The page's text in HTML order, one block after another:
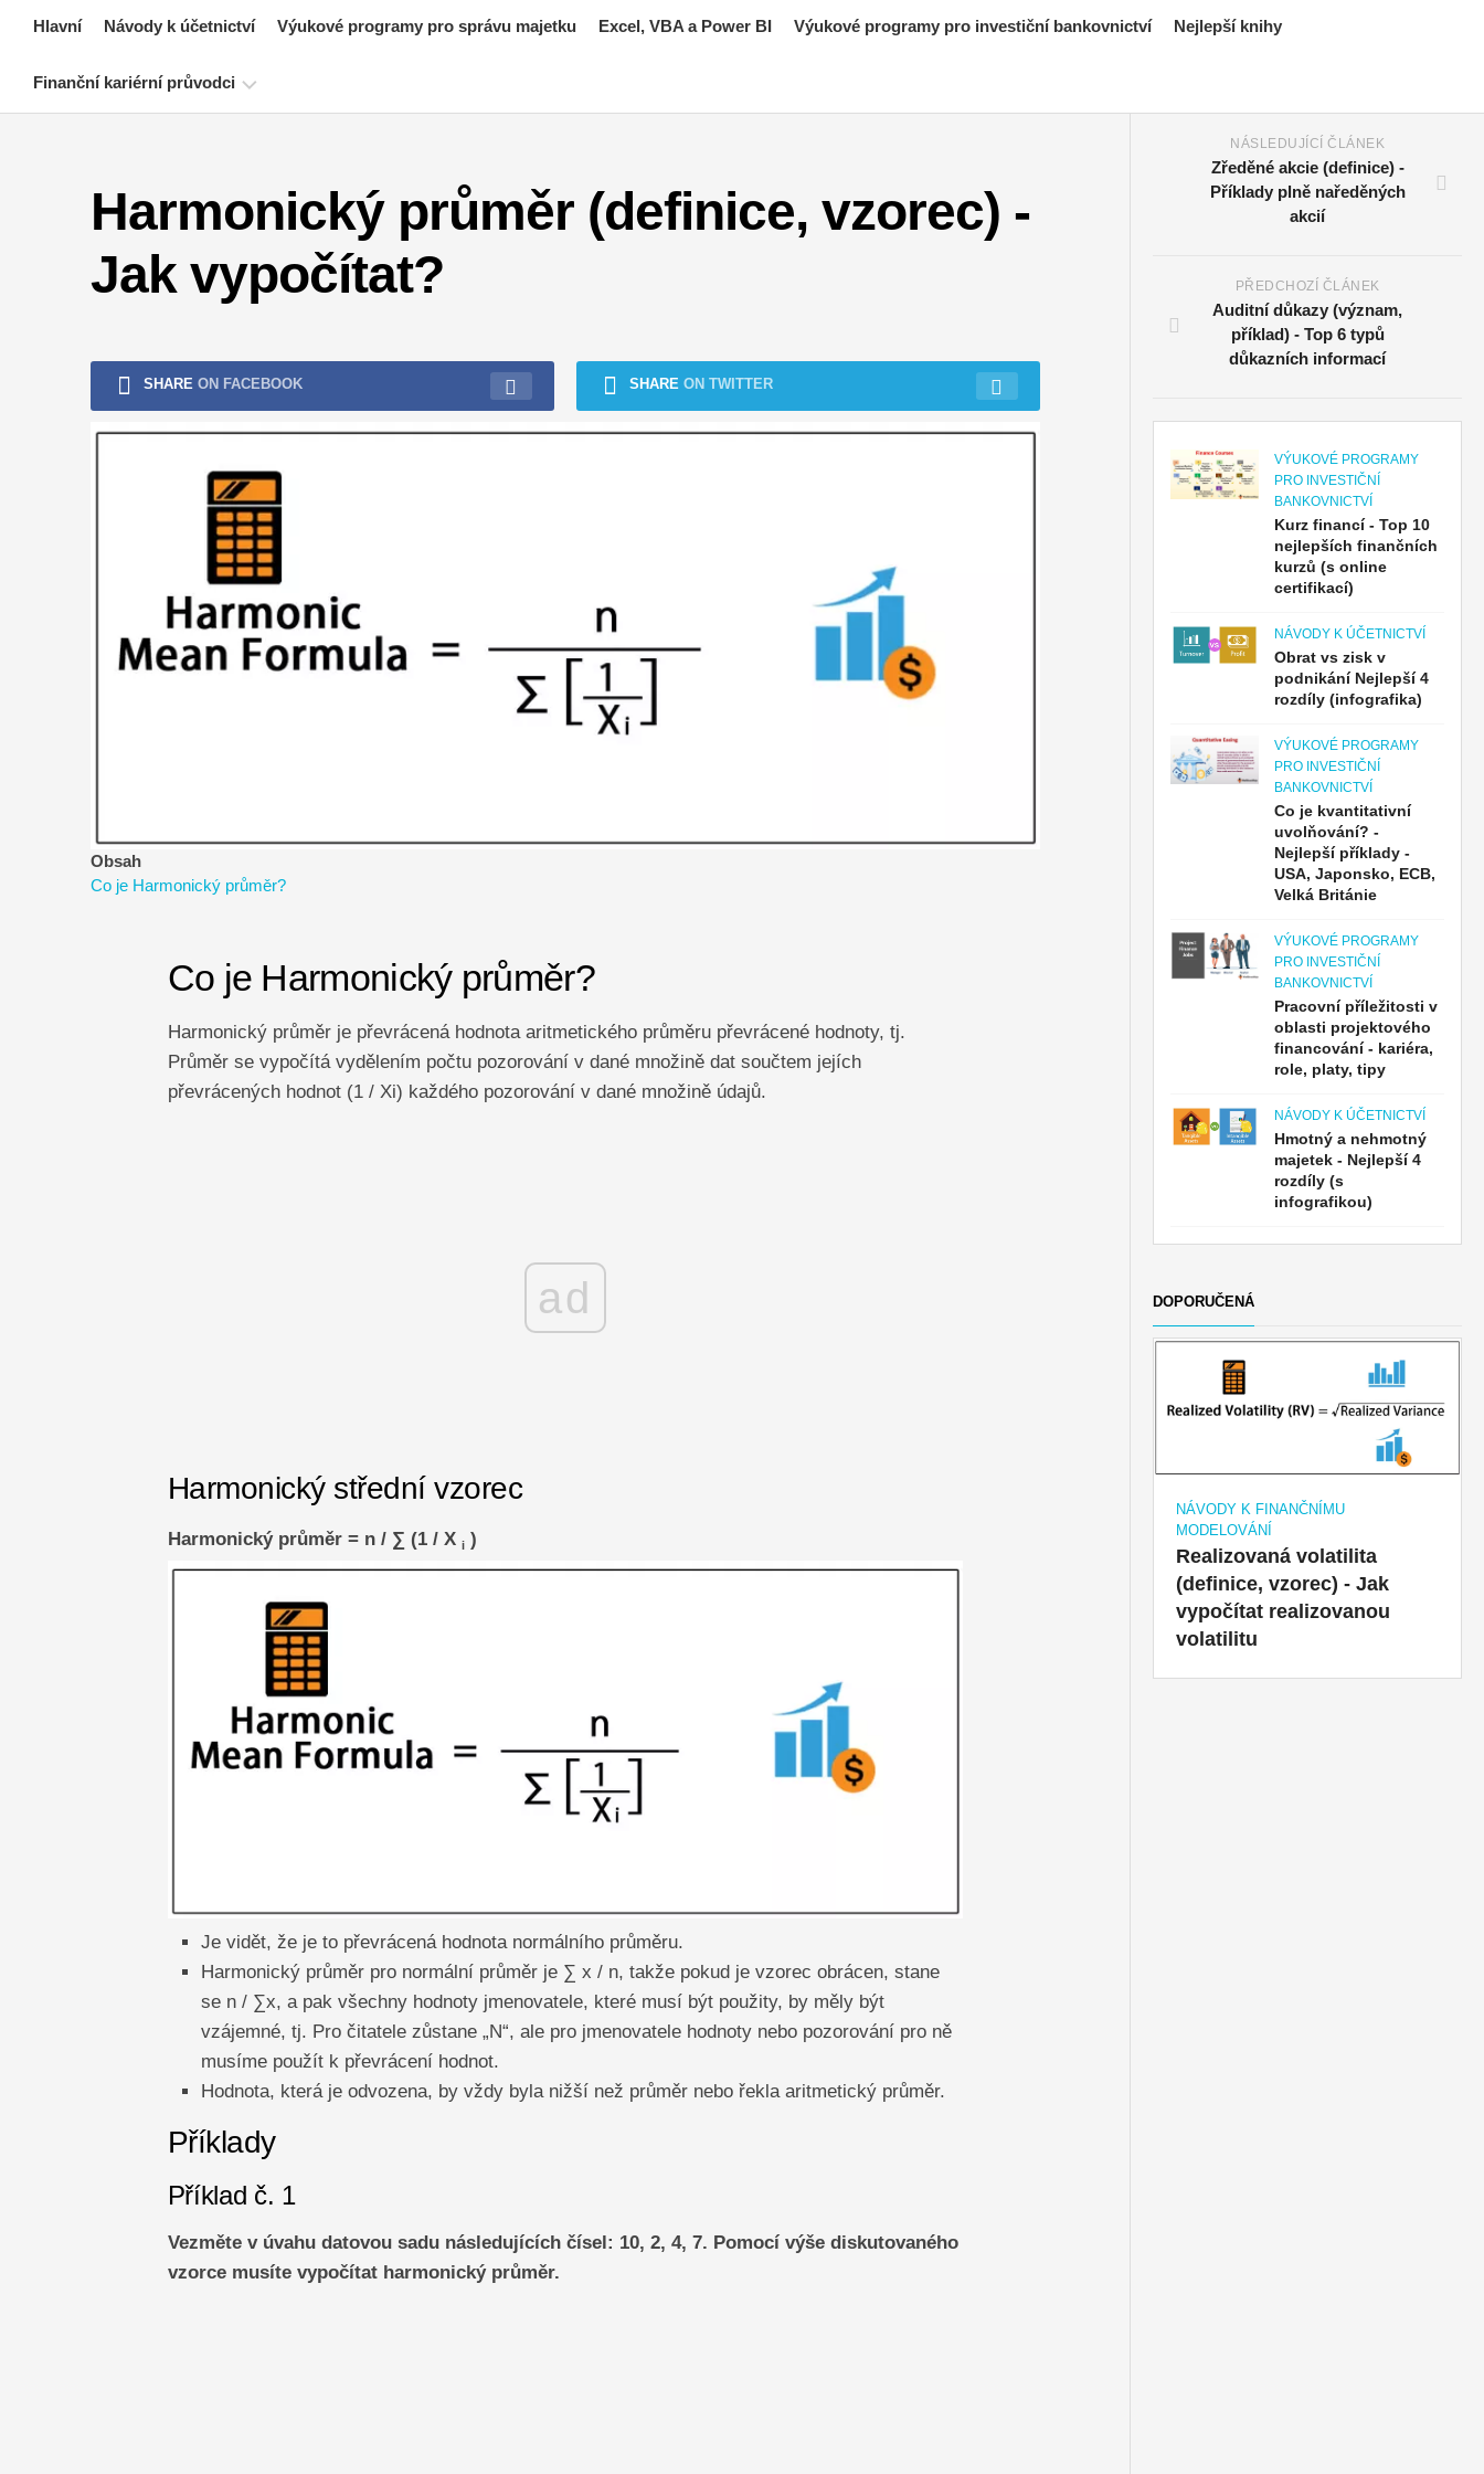
Hlavní Návody k účetnictví Výukové programy pro správu majetku Excel, VBA a Power BI Výukové programy pro investiční bankovnictví Nejlepší knihy
Finanční kariérní průvodci
certifikaci
financí
Návody
Harmonický průměr (definice, vzorec) -
Jak vypočítat?
SHARE ON FACEBOOK SHARE ON TWITTER
Obsah
Co je Harmonický průměr?
Co je Harmonický průměr?
Harmonický průměr je převrácená hodnota aritmetického průměru převrácené hodnoty, tj.
Průměr se vypočítá vydělením počtu pozorování v dané množině dat součtem jejích
převrácených hodnot (1 / Xi) každého pozorování v dané množině údajů.
ad
Harmonický střední vzorec
Harmonický průměr = n / ∑ (1 / X i )
Je vidět, že je to převrácená hodnota normálního průměru.
Harmonický průměr pro normální průměr je ∑ x / n, takže pokud je vzorec obrácen, stane
se n / ∑x, a pak všechny hodnoty jmenovatele, které musí být použity, by měly být
vzájemné, tj. Pro čitatele zůstane „N“, ale pro jmenovatele hodnoty nebo pozorování pro ně
musíme použít k převrácení hodnot.
Hodnota, která je odvozena, by vždy byla nižší než průměr nebo řekla aritmetický průměr.
Příklady
Příklad č. 1
Vezměte v úvahu datovou sadu následujících čísel: 10, 2, 4, 7. Pomocí výše diskutovaného
vzorce musíte vypočítat harmonický průměr.
NÁSLEDUJÍCÍ ČLÁNEK
Zředěné akcie (definice) -
Příklady plně naředěných
akcií
PŘEDCHOZÍ ČLÁNEK
Auditní důkazy (význam,
příklad) - Top 6 typů
důkazních informací
VÝUKOVÉ PROGRAMY
PRO INVESTIČNÍ
BANKOVNICTVÍ
Kurz financí - Top 10
nejlepších finančních
kurzů (s online
certifikací)
NÁVODY K ÚČETNICTVÍ
Obrat vs zisk v
podnikání Nejlepší 4
rozdíly (infografika)
VÝUKOVÉ PROGRAMY
PRO INVESTIČNÍ
BANKOVNICTVÍ
Co je kvantitativní
uvolňování? -
Nejlepší příklady -
USA, Japonsko, ECB,
Velká Británie
VÝUKOVÉ PROGRAMY
PRO INVESTIČNÍ
BANKOVNICTVÍ
Pracovní příležitosti v
oblasti projektového
financování - kariéra,
role, platy, tipy
NÁVODY K ÚČETNICTVÍ
Hmotný a nehmotný
majetek - Nejlepší 4
rozdíly (s
infografikou)
DOPORUČENÁ
NÁVODY K FINANČNÍMU
MODELOVÁNÍ
Realizovaná volatilita
(definice, vzorec) - Jak
vypočítat realizovanou
volatilitu